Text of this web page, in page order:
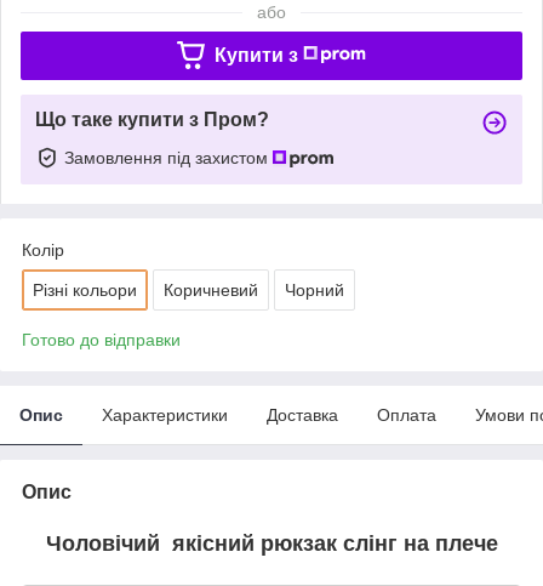
або
Купити з
Що таке купити з Пром?
Замовлення під захистом
Колір
Різні кольори Коричневий Чорний
Готово до відправки
Опис Характеристики Доставка Оплата Умови
Опис
Чоловічий якісний рюкзак слінг на плече